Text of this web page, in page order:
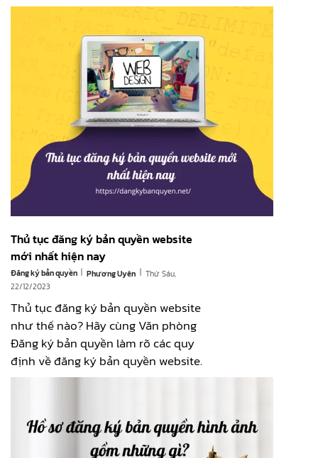
Thủ tục đăng ký bản quyền website
mới nhất hiện nay
Đăng ký bản quyền | Phương Uyên | Thứ Sáu,
22/12/2023
Thủ tục đăng ký bản quyền website
như thế nào? Hãy cùng Văn phòng
Đăng ký bản quyền làm rõ các quy
định về đăng ký bản quyền website.